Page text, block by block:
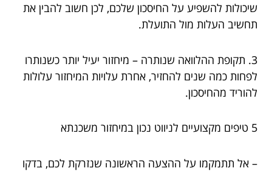
שיכולות להשפיע על החיסכון שלכם, לכן חשוב להבין את
תחשיב העלות מול התועלת.
3. תקופת ההלוואה שנותרה – מיחזור יעיל יותר כשנותרו
לפחות כמה שנים להחזיר, אחרת עלויות המיחזור עלולות
להוריד מהחיסכון.
5 טיפים מקצועיים לניווט נכון במיחזור משכנתא
– אל תתמקמו על ההצעה הראשונה שנזרקת לכם, בדקו